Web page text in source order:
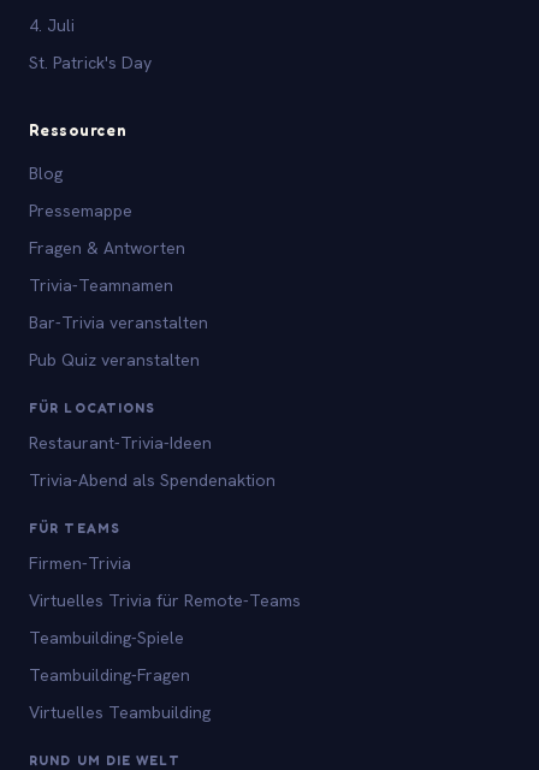
4. Juli
St. Patrick's Day
Ressourcen
Blog
Pressemappe
Fragen & Antworten
Trivia-Teamnamen
Bar-Trivia veranstalten
Pub Quiz veranstalten
FÜR LOCATIONS
Restaurant-Trivia-Ideen
Trivia-Abend als Spendenaktion
FÜR TEAMS
Firmen-Trivia
Virtuelles Trivia für Remote-Teams
Teambuilding-Spiele
Teambuilding-Fragen
Virtuelles Teambuilding
RUND UM DIE WELT